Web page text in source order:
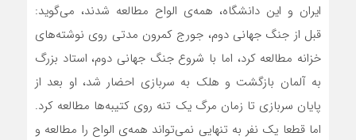
ایران و این دانشگاه، همه‌ی الواح مطالعه شدند، می‌گوید:
قبل از جنگ جهانی دوم، جورج کمرون مدتی روی نوشته‌های
خزانه مطالعه کرد، اما با شروع جنگ جهانی دوم، استاد بزرگ
به آلمان بازگشت و هلک به سربازی احضار شد، او بعد از
پایان سربازی تا زمان مرگ یک تنه روی کتیبه‌ها مطالعه کرد.
اما قطعا یک نفر به تنهایی نمی‌تواند همه‌ی الواح را مطالعه و